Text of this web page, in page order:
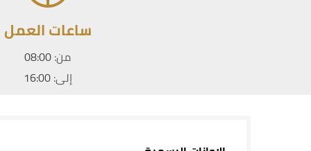
ساعات العمل
من:08:00
إلى:16:00